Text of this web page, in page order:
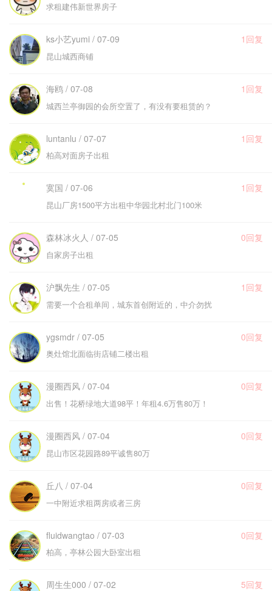
求租建伟新世界房子
ks小艺yumi / 07-09 1回复
昆山城西商铺
海鸥 / 07-08 1回复
城西兰亭御园的会所空置了，有没有要租赁的？
luntanlu / 07-07 1回复
柏高对面房子出租
寞国 / 07-06 1回复
昆山厂房1500平方出租中华园北村北门100米
森林冰火人 / 07-05 0回复
自家房子出租
沪飘先生 / 07-05 1回复
需要一个合租单间，城东首创附近的，中介勿扰
ygsmdr / 07-05 0回复
奥灶馆北面临街店铺二楼出租
漫圈西风 / 07-04 0回复
出售！花桥绿地大道98平！年租4.6万售80万！
漫圈西风 / 07-04 0回复
昆山市区花园路89平诚售80万
丘八 / 07-04 0回复
一中附近求租两房或者三房
fluidwangtao / 07-03 0回复
柏高，亭林公园大卧室出租
周生生000 / 07-02 5回复